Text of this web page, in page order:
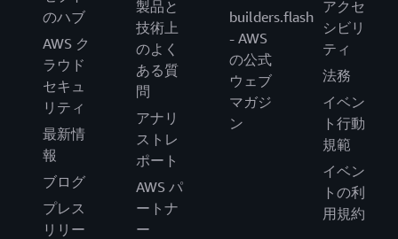
のハブ
AWS ク
ラウド
セキュ
リティ
最新情
報
ブログ
プレス
リリー
製品と
技術上
のよく
ある質
問
アナリ
ストレ
ポート
AWS パ
ートナ
ー
builders.flash
- AWS
の公式
ウェブ
マガジ
ン
アクセ
シビリ
ティ
法務
イベン
ト行動
規範
イベン
トの利
用規約